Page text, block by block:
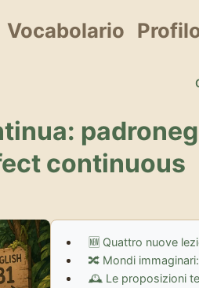
Vocabolario
continuous
🆕 Quattro nuove
🔀 Mondi
🕰️ Le proposizioni